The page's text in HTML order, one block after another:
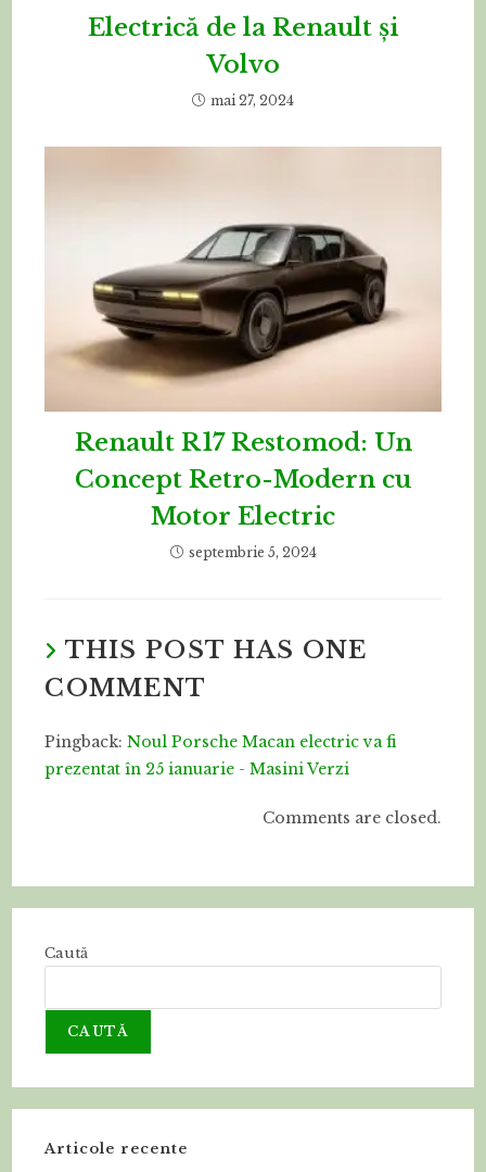
Electrică de la Renault și
Volvo
mai 27, 2024
Renault R17 Restomod: Un
Concept Retro-Modern cu
Motor Electric
septembrie 5, 2024
THIS POST HAS ONE
COMMENT
Pingback:Noul Porsche Macan electric va fi
prezentat în 25 ianuarie - Masini Verzi
Comments are closed.
Caută
CAUTĂ
Articole recente